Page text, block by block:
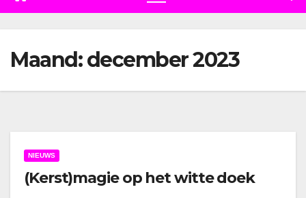
Maand:december 2023
NIEUWS
(Kerst)magie op het witte doek